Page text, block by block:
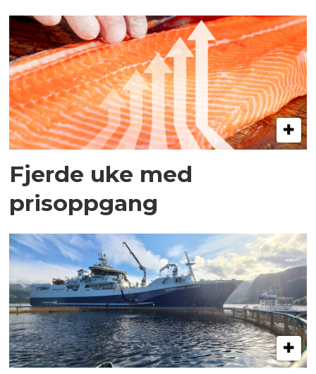
Fjerde uke med
prisoppgang